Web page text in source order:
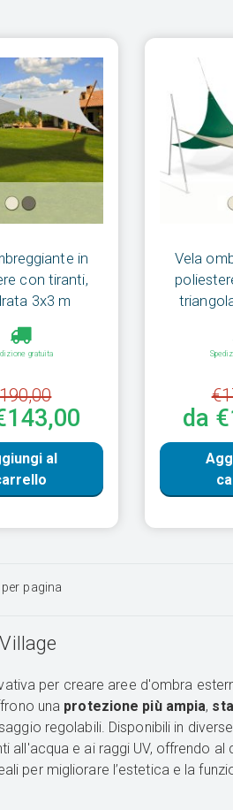
in
con tiranti,
3x3 m
gratuita
al
Vela
da
pagina
per creare aree d'ombra
una protezione più ampia,
regolabili. Disponibili in
e ai raggi UV, offrendo al
per migliorare l’estetica e la